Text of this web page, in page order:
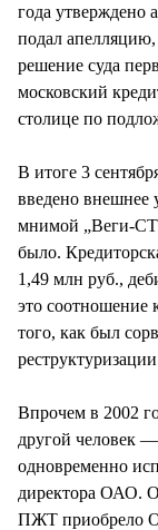
года
подал
решение суда
московский
столице по
В итоге 3
введено внешнее
мнимой „Веги-
было.
1,49 млн руб.,
это соотношение
того, как был
Впрочем в 2002
другой
одновременно
директора ОАО.
ПЖТ приобрело